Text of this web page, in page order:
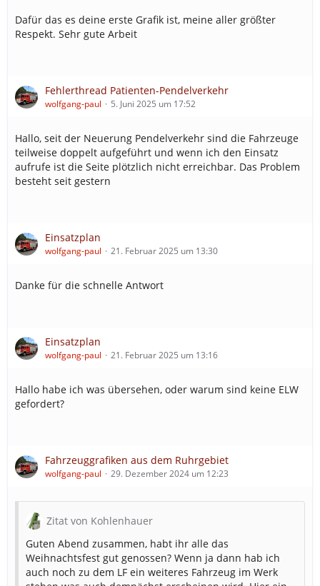
Dafür das es deine erste Grafik ist, meine aller größter
Respekt. Sehr gute Arbeit
Fehlerthread Patienten-Pendelverkehr
wolfgang-paul 5. Juni 2025 um 17:52
Hallo, seit der Neuerung Pendelverkehr sind die Fahrzeuge
teilweise doppelt aufgeführt und wenn ich den Einsatz
aufrufe ist die Seite plötzlich nicht erreichbar. Das Problem
besteht seit gestern
Einsatzplan
wolfgang-paul 21. Februar 2025 um 13:30
Danke für die schnelle Antwort
Einsatzplan
wolfgang-paul 21. Februar 2025 um 13:16
Hallo habe ich was übersehen, oder warum sind keine ELW
gefordert?
Fahrzeuggrafiken aus dem Ruhrgebiet
wolfgang-paul 29. Dezember 2024 um 12:23
Zitat von Kohlenhauer
Guten Abend zusammen, habt ihr alle das
Weihnachtsfest gut genossen? Wenn ja dann hab ich
auch noch zu dem LF ein weiteres Fahrzeug im Werk